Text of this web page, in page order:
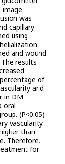
image
was
capillary
using
and wound
results
of
and
in DM
oral
(P<0.05)
vascularity
than
Therefore,
for